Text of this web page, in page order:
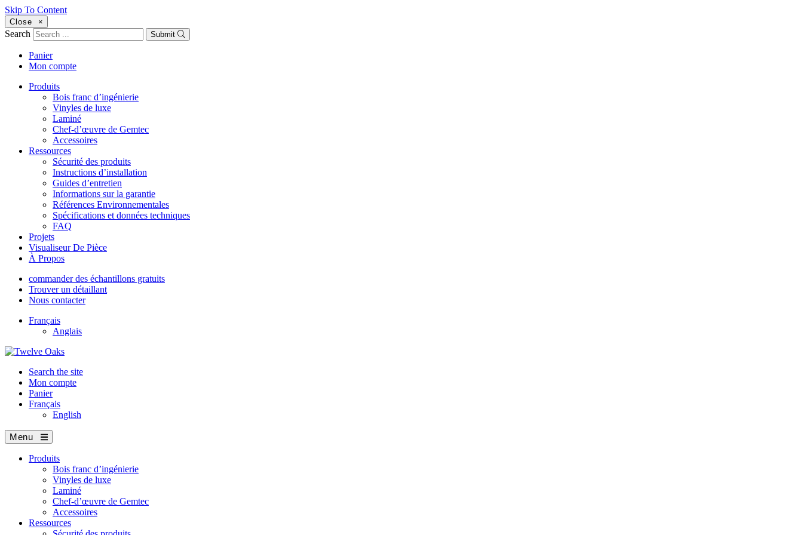
Skip To Content
Close ×
Search Submit
Panier
Mon compte
Produits
Bois franc d’ingénierie
Vinyles de luxe
Laminé
Chef-d’œuvre de Gemtec
Accessoires
Ressources
Sécurité des produits
Instructions d’installation
Guides d’entretien
Informations sur la garantie
Références Environnementales
Spécifications et données techniques
FAQ
Projets
Visualiseur De Pièce
À Propos
commander des échantillons gratuits
Trouver un détaillant
Nous contacter
Français
Anglais
Search the site
Mon compte
Panier
Français
English
Menu
Produits
Bois franc d’ingénierie
Vinyles de luxe
Laminé
Chef-d’œuvre de Gemtec
Accessoires
Ressources